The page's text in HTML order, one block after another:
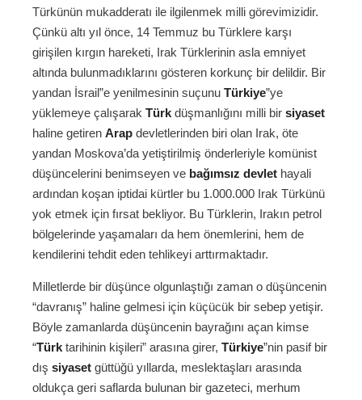
Türkünün mukadderatı ile ilgilenmek milli görevimizidir.
Çünkü altı yıl önce, 14 Temmuz bu Türklere karşı
girişilen kırgın hareketi, Irak Türklerinin asla emniyet
altında bulunmadıklarını gösteren korkunç bir delildir. Bir
yandan İsrail”e yenilmesinin suçunu Türkiye”ye
yüklemeye çalışarak Türk düşmanlığını milli bir siyaset
haline getiren Arap devletlerinden biri olan Irak, öte
yandan Moskova’da yetiştirilmiş önderleriyle komünist
düşüncelerini benimseyen ve bağımsız devlet hayali
ardından koşan iptidai kürtler bu 1.000.000 Irak Türkünü
yok etmek için fırsat bekliyor. Bu Türklerin, Irakın petrol
bölgelerinde yaşamaları da hem önemlerini, hem de
kendilerini tehdit eden tehlikeyi arttırmaktadır.
Milletlerde bir düşünce olgunlaştığı zaman o düşüncenin
“davranış” haline gelmesi için küçücük bir sebep yetişir.
Böyle zamanlarda düşüncenin bayrağını açan kimse
“Türk tarihinin kişileri” arasına girer, Türkiye”nin pasif bir
dış siyaset güttüğü yıllarda, meslektaşları arasında
oldukça geri saflarda bulunan bir gazeteci, merhum